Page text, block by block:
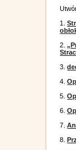
1.
2.
3.
4.
5.
6.
7.
8.